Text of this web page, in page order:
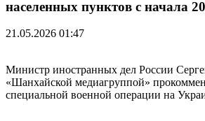
населенных пунктов с начала
21.05.2026 01:47
Министр иностранных дел России
«Шанхайской медиагруппой»
специальной военной операции на